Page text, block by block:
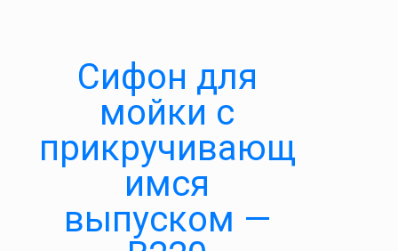
Cифон для
мойки с
прикручивающ
имся
выпуском —